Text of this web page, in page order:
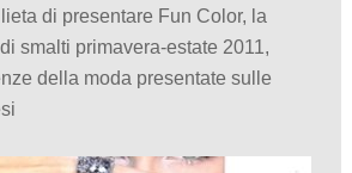
di presentare Fun Color, la
smalti primavera-estate 2011,
della moda presentate sulle